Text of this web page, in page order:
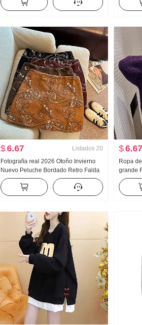
Glutinoso Holgado Dulce Suéter
palabra
$6.67 Listados 20
Fotografía real 2026 Otoño Invierno
Nuevo Peluche Bordado Retro Falda
Pei Li S Bordado Minifalda Mujer
Cinturón Seguridad Pantalones
$6.67
Ropa
grande
Ovejas